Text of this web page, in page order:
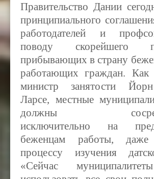
Правительство Дании
принципиального
работодателей и
поводу скорейшего
прибывающих в страну
работающих граждан. Как
министр занятости
Ларсе, местные
должны
исключительно на
беженцам работы,
процессу изучения
«Сейчас